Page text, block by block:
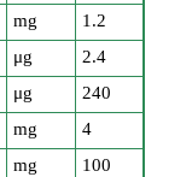
mg
1.2
μg
2.4
μg
240
mg
4
mg
100